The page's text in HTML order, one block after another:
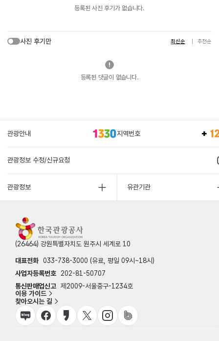
등록된 사진 후기가 없습니다.
사진 후기만 최신순 추천순
등록된 댓글이 없습니다.
관광안내 지역번호
관광정보 수정/신규요청
관광정보 유관기관
(26464) 강원특별자치도 원주시 세계로 10
대표전화 033-738-3000 (유료, 평일 09시~18시)
사업자등록번호
202-81-50707
통신판매업신고 제2009-서울중구-1234호
이용 가이드
찾아오시는 길